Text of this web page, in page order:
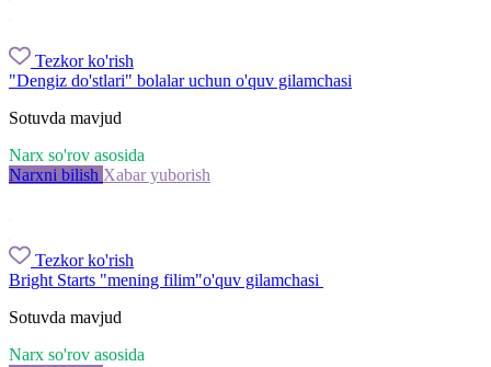
Tezkor ko'rish
"Dengiz do'stlari" bolalar uchun o'quv gilamchasi
Sotuvda mavjud
Narx so'rov asosida
Narxni bilish Xabar yuborish
Tezkor ko'rish
Bright Starts "mening filim"o'quv gilamchasi
Sotuvda mavjud
Narx so'rov asosida